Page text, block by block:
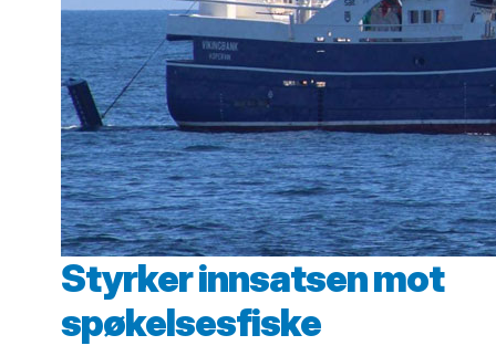
Styrker innsatsen mot
spøkelsesfiske